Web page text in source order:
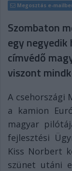
Megosztás e-
Szombaton
egy
címvédő
viszont
A csehországi
a kamion
magyar
fejlesztési
Kiss Norbert
szünet utáni